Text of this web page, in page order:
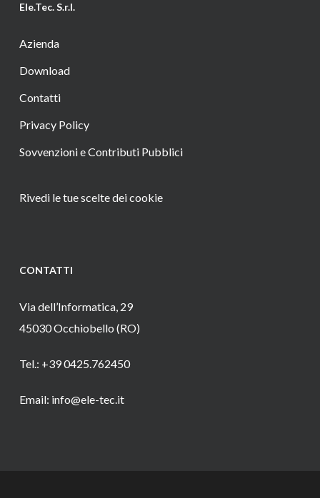
Ele.Tec. S.r.l.
Azienda
Download
Contatti
Privacy Policy
Sovvenzioni e Contributi Pubblici
Rivedi le tue scelte dei cookie
CONTATTI
Via dell’Informatica, 29
45030 Occhiobello (RO)
Tel.: +39 0425.762450
Email: info@ele-tec.it